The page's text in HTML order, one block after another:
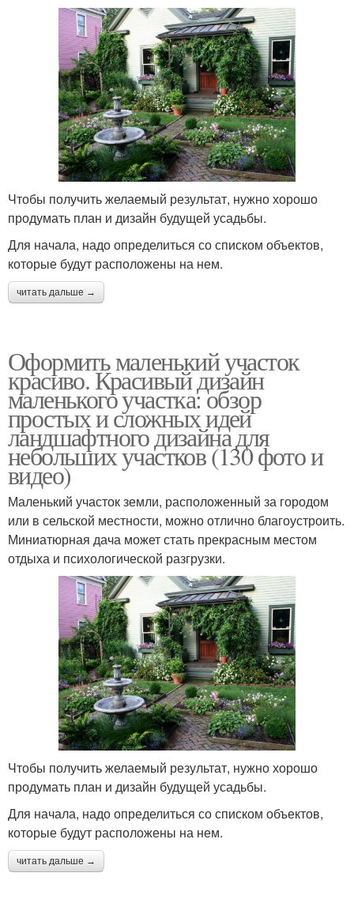
Чтобы получить желаемый результат, нужно хорошо
продумать план и дизайн будущей усадьбы.
Для начала, надо определиться со списком объектов,
которые будут расположены на нем.
читать дальше →
Оформить маленький участок
красиво. Красивый дизайн
маленького участка: обзор
простых и сложных идей
ландшафтного дизайна для
небольших участков (130 фото и
видео)
Маленький участок земли, расположенный за городом
или в сельской местности, можно отлично благоустроить.
Миниатюрная дача может стать прекрасным местом
отдыха и психологической разгрузки.
Чтобы получить желаемый результат, нужно хорошо
продумать план и дизайн будущей усадьбы.
Для начала, надо определиться со списком объектов,
которые будут расположены на нем.
читать дальше →